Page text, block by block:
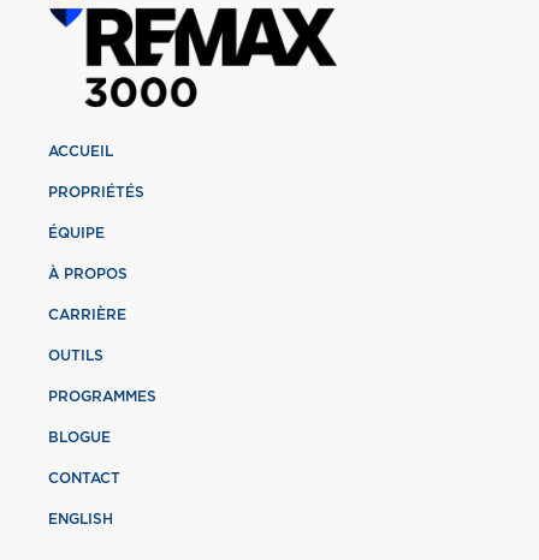
ACCUEIL
PROPRIÉTÉS
ÉQUIPE
À PROPOS
CARRIÈRE
OUTILS
PROGRAMMES
BLOGUE
CONTACT
ENGLISH